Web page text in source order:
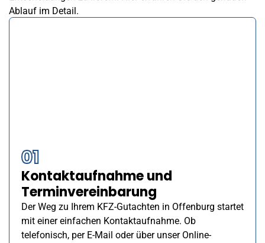
Ablauf im Detail.
01
Kontaktaufnahme und
Terminvereinbarung
Der Weg zu Ihrem KFZ-Gutachten in Offenburg startet
mit einer einfachen Kontaktaufnahme. Ob
telefonisch, per E-Mail oder über unser Online-